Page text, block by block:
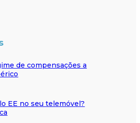
de compensações a
EE no seu telemóvel?